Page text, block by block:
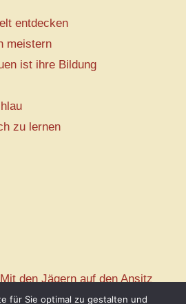
entdecken
meistern
ist ihre Bildung
zu lernen
den Jägern auf den Ansitz
für Sie optimal zu gestalten und